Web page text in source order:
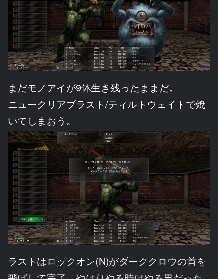
まだモノアイが9体生き残ったままだ。
ニュークリアブラスト/ティルトウェイトで焼
いてしまおう。
ラストはロックオン(N)がダーククロウの首を